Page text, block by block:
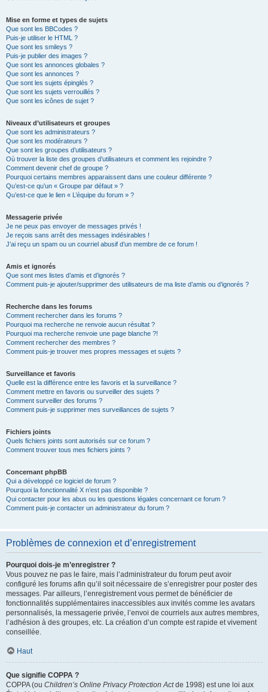
Mise en forme et types de sujets
Que sont les BBCodes ?
Puis-je utiliser le HTML ?
Que sont les smileys ?
Puis-je publier des images ?
Que sont les annonces globales ?
Que sont les annonces ?
Que sont les sujets épinglés ?
Que sont les sujets verrouillés ?
Que sont les icônes de sujet ?
Niveaux d’utilisateurs et groupes
Que sont les administrateurs ?
Que sont les modérateurs ?
Que sont les groupes d’utilisateurs ?
Où trouver la liste des groupes d’utilisateurs et comment les rejoindre ?
Comment devenir chef de groupe ?
Pourquoi certains membres apparaissent dans une couleur différente ?
Qu’est-ce qu’un « Groupe par défaut » ?
Qu’est-ce que le lien « L’équipe du forum » ?
Messagerie privée
Je ne peux pas envoyer de messages privés !
Je reçois sans arrêt des messages indésirables !
J’ai reçu un spam ou un courriel abusif d’un membre de ce forum !
Amis et ignorés
Que sont mes listes d’amis et d’ignorés ?
Comment puis-je ajouter/supprimer des utilisateurs de ma liste d’amis ou d’ignorés ?
Recherche dans les forums
Comment rechercher dans les forums ?
Pourquoi ma recherche ne renvoie aucun résultat ?
Pourquoi ma recherche renvoie une page blanche ?!
Comment rechercher des membres ?
Comment puis-je trouver mes propres messages et sujets ?
Surveillance et favoris
Quelle est la différence entre les favoris et la surveillance ?
Comment mettre en favoris ou surveiller des sujets ?
Comment surveiller des forums ?
Comment puis-je supprimer mes surveillances de sujets ?
Fichiers joints
Quels fichiers joints sont autorisés sur ce forum ?
Comment trouver tous mes fichiers joints ?
Concernant phpBB
Qui a développé ce logiciel de forum ?
Pourquoi la fonctionnalité X n’est pas disponible ?
Qui contacter pour les abus ou les questions légales concernant ce forum ?
Comment puis-je contacter un administrateur du forum ?
Problèmes de connexion et d’enregistrement
Pourquoi dois-je m’enregistrer ?
Vous pouvez ne pas le faire, mais l’administrateur du forum peut avoir
configuré les forums afin qu’il soit nécessaire de s’enregistrer pour poster des
messages. Par ailleurs, l’enregistrement vous permet de bénéficier de
fonctionnalités supplémentaires inaccessibles aux invités comme les avatars
personnalisés, la messagerie privée, l’envoi de courriels aux autres membres,
l’adhésion à des groupes, etc. La création d’un compte est rapide et vivement
conseillée.
Haut
Que signifie COPPA ?
COPPA (ou Children’s Online Privacy Protection Actde 1998) est une loi aux